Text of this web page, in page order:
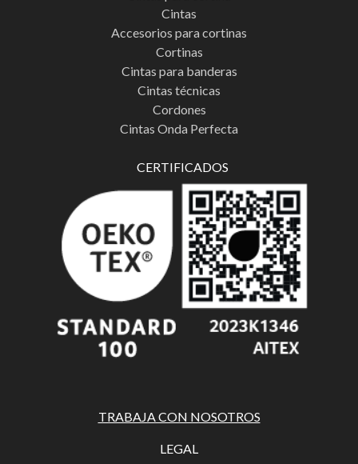
Cintas
Accesorios para cortinas
Cortinas
Cintas para banderas
Cintas técnicas
Cordones
Cintas Onda Perfecta
CERTIFICADOS
TRABAJA CON NOSOTROS
LEGAL